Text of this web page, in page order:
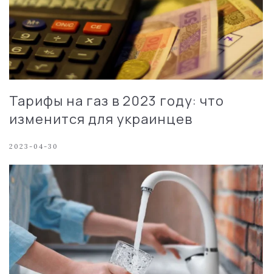
Тарифы на газ в 2023 году: что
изменится для украинцев
2023-04-30